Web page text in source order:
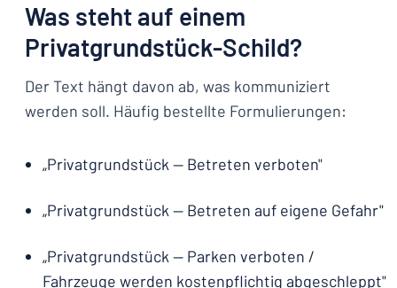
Was steht auf einem
Privatgrundstück-Schild?
Der Text hängt davon ab, was kommuniziert
werden soll. Häufig bestellte Formulierungen:
„Privatgrundstück — Betreten verboten"
„Privatgrundstück — Betreten auf eigene Gefahr"
„Privatgrundstück — Parken verboten /
Fahrzeuge werden kostenpflichtig abgeschleppt"